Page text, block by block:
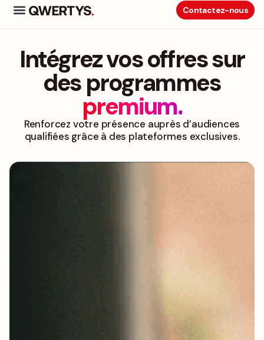
Contactez-nous
Intégrez vos offres sur
des programmes
premium.
Renforcez votre présence auprès d’audiences
qualifiées grâce à des plateformes exclusives.